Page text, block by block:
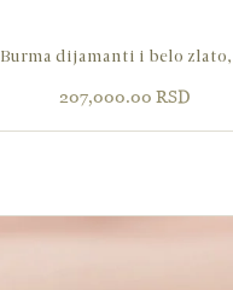
Burma dijamanti i belo zlato,
207,000.00 RSD